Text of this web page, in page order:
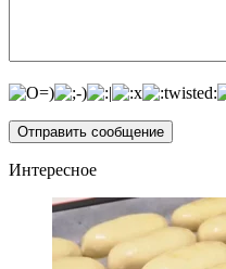
Интересное